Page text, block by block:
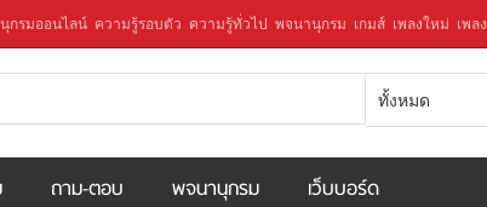
กรมออนไลน์ ความรู้รอบตัว ความรู้ทั่วไป พจนานุกรม เกมส์ เพลงใหม่ เพลง
ทั้งหมด
ถาม-ตอบ พจนานุกรม เว็บบอร์ด